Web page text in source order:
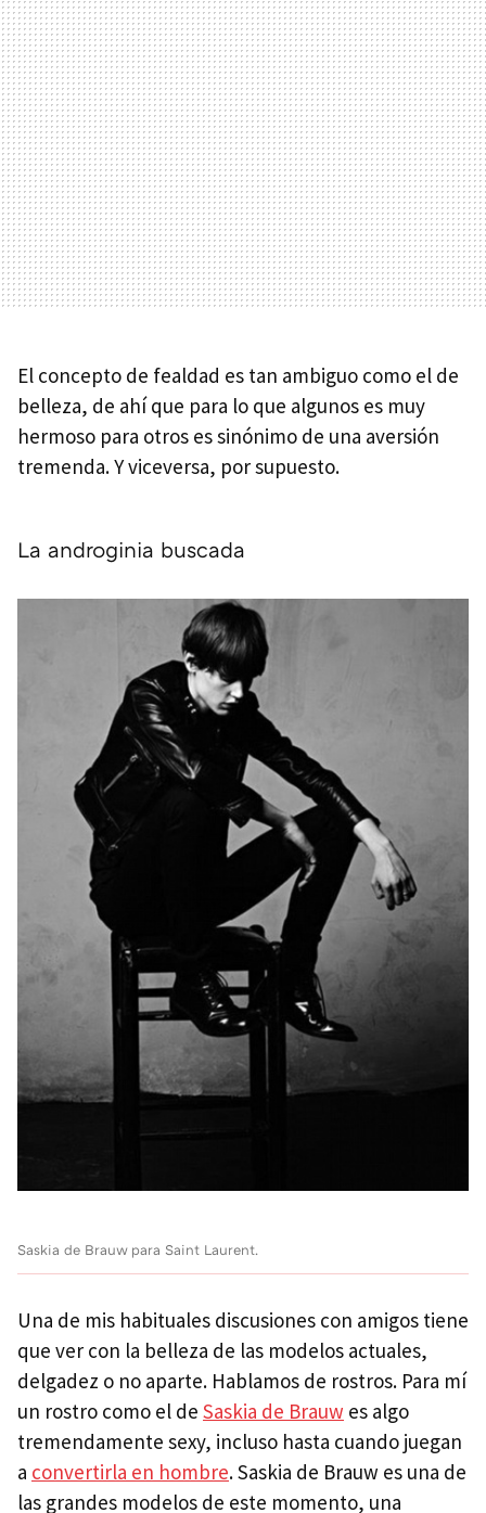
El concepto de fealdad es tan ambiguo como el de
belleza, de ahí que para lo que algunos es muy
hermoso para otros es sinónimo de una aversión
tremenda. Y viceversa, por supuesto.
La androginia buscada
Saskia de Brauw para Saint Laurent.
Una de mis habituales discusiones con amigos tiene
que ver con la belleza de las modelos actuales,
delgadez o no aparte. Hablamos de rostros. Para mí
un rostro como el de Saskia de Brauw es algo
tremendamente sexy, incluso hasta cuando juegan
a convertirla en hombre. Saskia de Brauw es una de
las grandes modelos de este momento, una